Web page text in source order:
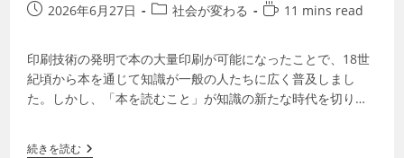
2026年6月27日 社会が変わる 11 mins read
印刷技術の発明で本の大量印刷が可能になったことで、18世
紀頃から本を通じて知識が一般の人たちに広く普及しまし
た。しかし、「本を読むこと」が知識の新たな時代を切り開
続きを読む